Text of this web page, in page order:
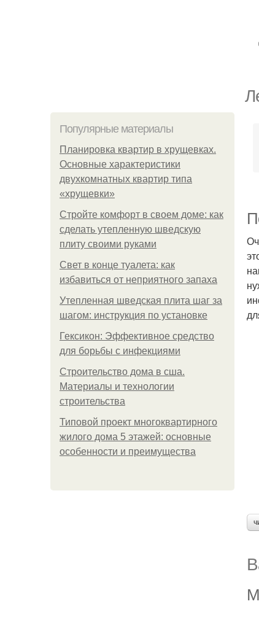
Популярные материалы
Планировка квартир в хрущевках.
Основные характеристики
двухкомнатных квартир типа
«хрущевки»
Стройте комфорт в своем доме: как
сделать утепленную шведскую
плиту своими руками
Свет в конце туалета: как
избавиться от неприятного запаха
Утепленная шведская плита шаг за
шагом: инструкция по установке
Гексикон: Эффективное средство
для борьбы с инфекциями
Строительство дома в сша.
Материалы и технологии
строительства
Типовой проект многоквартирного
жилого дома 5 этажей: основные
особенности и преимущества